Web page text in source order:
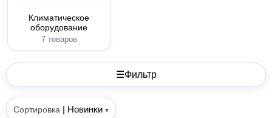
Климатическое
оборудование
7 товаров
☰Фильтр
Сортировка | Новинки ▾